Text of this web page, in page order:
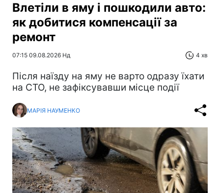
Влетіли в яму і пошкодили авто:
як добитися компенсації за
ремонт
07:15 09.08.2026 Нд 4 хв
Після наїзду на яму не варто одразу їхати
на СТО, не зафіксувавши місце події
МАРІЯ НАУМЕНКО